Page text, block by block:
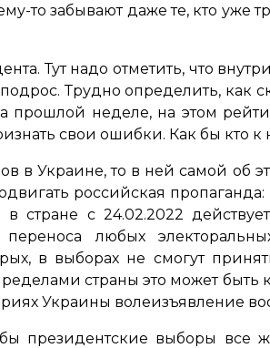
то забывают даже те, кто уже
Тут надо отметить, что
Трудно определить, как
прошлой неделе, на этом
свои ошибки. Как бы кто к
в Украине, то в ней самой об
российская
стране с 24.02.2022
любых
в выборах не смогут
страны это может быть
Украины волеизъявление
президентские выборы все